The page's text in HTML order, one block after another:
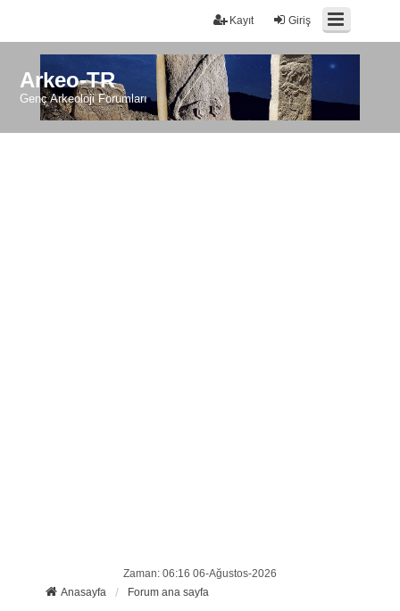
Giriş
Kayıt
Arkeo-TR
Genç Arkeoloji Forumları
Zaman: 06:16 06-Ağustos-2026
Anasayfa
Forum ana sayfa